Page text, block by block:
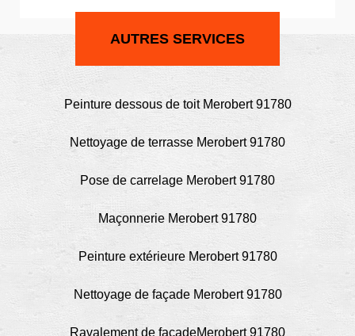
AUTRES SERVICES
Peinture dessous de toit Merobert 91780
Nettoyage de terrasse Merobert 91780
Pose de carrelage Merobert 91780
Maçonnerie Merobert 91780
Peinture extérieure Merobert 91780
Nettoyage de façade Merobert 91780
Ravalement de façadeMerobert 91780